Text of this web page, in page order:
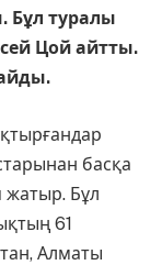
Бұл туралы
Цой айтты.
басқа
жатыр. Бұл
61
Алматы